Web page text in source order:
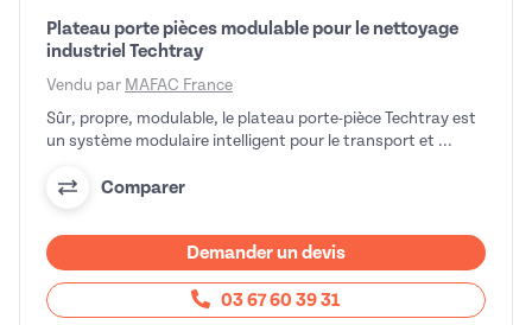
Plateau porte pièces modulable pour le nettoyage
industriel Techtray
Vendu par MAFAC France
Sûr, propre, modulable, le plateau porte-pièce Techtray est
un système modulaire intelligent pour le transport et ...
Comparer
Demander un devis
03 67 60 39 31